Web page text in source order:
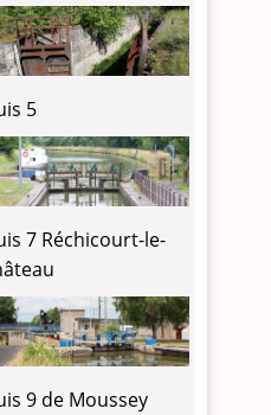
5
7 Réchicourt-le-
9 de Moussey